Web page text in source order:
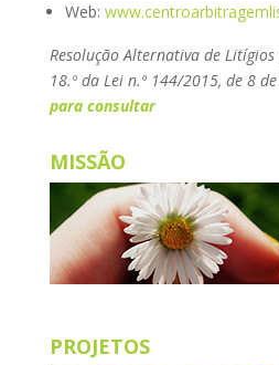
Web:
Resolução Alternativa de
18.º da Lei n.º 144/2015, de 8
para consultar
MISSÃO
PROJETOS